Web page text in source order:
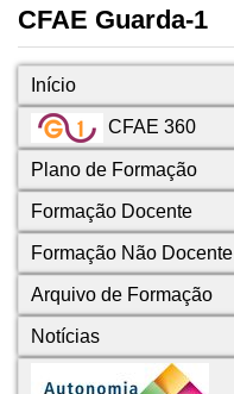
CFAE Guarda-1
Início
CFAE 360
Plano de Formação
Formação Docente
Formação Não Docente
Arquivo de Formação
Notícias